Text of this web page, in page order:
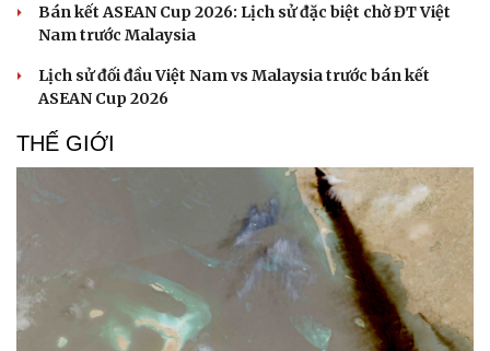
Bán kết ASEAN Cup 2026: Lịch sử đặc biệt chờ ĐT Việt
Nam trước Malaysia
Lịch sử đối đầu Việt Nam vs Malaysia trước bán kết
ASEAN Cup 2026
THẾ GIỚI